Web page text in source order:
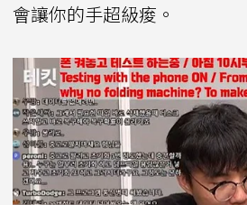
會讓你的手超級痠。